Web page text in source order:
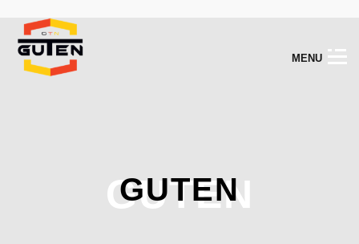
M ENU
GUTEN
GUTEN